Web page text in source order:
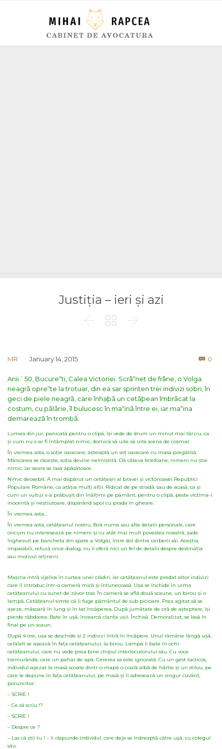
Justiția – ieri și azi
  
MR January 14, 2015  0
Anii `50, Bucureºti, Calea Victoriei. Scrâºnet de frâne, o Volga
neagrã opreºte la trotuar, din ea sar sprinten trei indivizi sobri, în
geci de piele neagrã, care înhaþã un cetãþean îmbrãcat la
costum, cu pãlãrie, îl bulucesc în maºinã între ei, iar maºina
demareazã în trombã.
Lumea din jur, panicatã pentru o clipã, își vede de drum un minut mai târziu, ca
și cum nu s-ar fi întâmplat nimic, dornicã sã uite sã uite scena de coșmar.
În vremea asta, o soție oarecare, așteaptã un soț oarecare cu masa pregãtitã.
Mâncarea se rãcește, soția devine neliniștitã. Dã câteva telefoane, nimeni nu știe
nimic, iar seara se lasã apãsãtoare.
Nimic deosebit. A mai dispãrut un cetãțean al bravei și victorioasei Republici
Populare Române, ca atâția mulți alții. Ridicat de pe stradã, sau de acasã, ca și
cum un vultur s-a prãbușit din înãlțimi pe pãmânt, pentru o clipã, peste victima-i
inocentã și neștiutoare, dispãrând apoi cu prada în gheare.
În vremea asta…
În vremea asta, cetãțeanul nostru, fãrã nume sau alte detalii personale, care
oricum nu intereseazã pe nimeni și cu atât mai mult povestea noastrã, șade
înghesuit pe bancheta din spate a Volgãi, între doi dintre cerberii sãi. Aceștia,
impasibili, refuzã orice dialog, nu îi oferã nici un fel de detalii despre destinația
sau motivul reținerii.
Mașina intrã vijelios în curtea unei clãdiri, iar cetãțeanul este predat altor indivizi
care îl introduc într-o camerã micã și întunecoasã. Ușa se închide în urma
cetãțeanului cu sunet de zãvor tras. În camerã se aflã douã scaune, un birou și o
lampã. Cetãțeanul simte cã îi fuge pãmântul de sub picioare. Prea agitat sã se
așeze, mãsoarã în lung și în lat încãperea. Dupã jumãtate de orã de așteptare, își
pierde rãbdarea. Bate în ușã, încearcã clanța ușii. Închisã. Demoralizat, se lasã în
final pe un scaun.
Dupã 4 ore, ușa se deschide și 2 indivizi întrã în încãpere. Unul rãmâne lângã ușã,
celãlalt se așeazã în fața cetãțeanului, la birou. Lampa îi bate în ochi
cetãțeanului, care nu vede prea bine chipul interlocutorului sãu. Cu voce
tremurândã, cere un pahar de apã. Cererea sa este ignoratã. Cu un gest tacticos,
individul așezat la masã scoate dintr-o mapã o coalã albã de hârtie și un stilou, pe
care le depune în fața cetãțeanului, pe masã și îi adreseazã un singur cuvânt,
poruncitor:
– SCRIE !
– Ce sã scriu !?
– SCRIE !
– Despre ce ?
– Las cã știi tu ! – îi rãspunde individul, care deja se îndreaptã cãtre ușã, cu colegul
sãu.